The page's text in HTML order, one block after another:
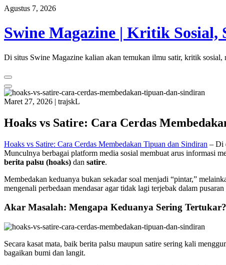
Skip
content
Agustus 7, 2026
Swine Magazine | Kritik Sosial,
Di situs Swine Magazine kalian akan temukan ilmu satir, kritik sosial,
Maret 27, 2026 | trajskL
Hoaks vs Satire: Cara Cerdas
Hoaks vs Satire: Cara Cerdas Membedakan Tipuan dan Sindiran – Di
Munculnya berbagai platform media sosial membuat arus informasi
berita palsu (hoaks) dan satire.
Membedakan keduanya bukan sekadar soal menjadi “pintar,”
mengenali perbedaan mendasar agar tidak lagi terjebak dalam
Akar Masalah: Mengapa Keduanya Sering Tertukar?
Secara kasat mata, baik berita palsu maupun satire sering kali
bagaikan bumi dan langit.